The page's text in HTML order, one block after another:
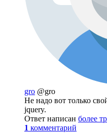
gro @gro
Не надо вот только
jquery.
Ответ написан более
1 комментарий